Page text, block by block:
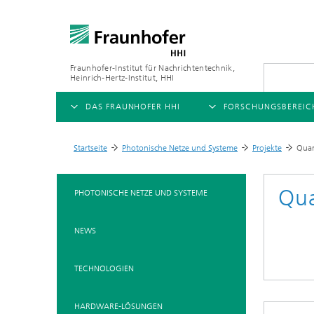
Fraunhofer-Institut für Nachrichtentechnik,
Heinrich-Hertz-Institut, HHI
DAS FRAUNHOFER HHI
Leitung
Startseite
> Photonische Netze und Systeme
> Projekte
>
PHOTONISCHE NETZE UND SYSTEME
NEWS
TECHNOLOGIEN
HARDWARE-LÖSUNGEN